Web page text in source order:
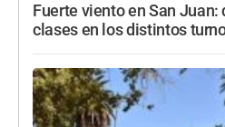
Fuerte viento en San Juan:
clases en los distintos